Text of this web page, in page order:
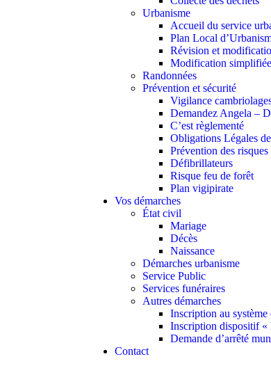
Urbanisme
Accueil du service
Plan Local
Révision et
Modification
Randonnées
Prévention et sécurité
Vigilance
Demandez Angela –
C’est règlementé
Obligations Légales
Prévention des risques
Défibrillateurs
Risque feu de forêt
Plan vigipirate
Vos démarches
État civil
Mariage
Décès
Naissance
Démarches urbanisme
Service Public
Services funéraires
Autres démarches
Inscription au système
Inscription dispositif «
Demande d’arrêté
Contact